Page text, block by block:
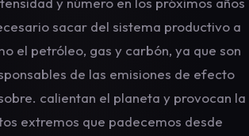
sacar del sistema productivo a
el petróleo, gas y carbón, ya que son
de las emisiones de efecto
calientan el planeta y provocan la
extremos que padecemos desde